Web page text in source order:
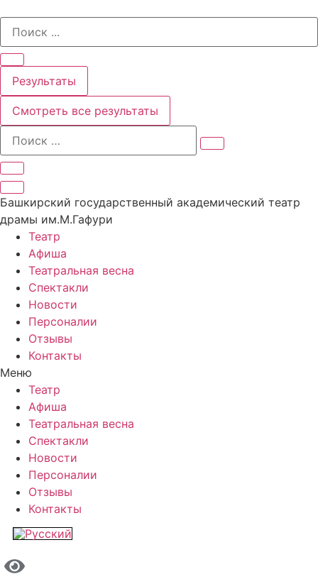
содержимому
Search
Результаты
Смотреть все результаты
Башкирский государственный академический театр
драмы им.М.Гафури
Театр
Афиша
Театральная весна
Спектакли
Новости
Персоналии
Отзывы
Контакты
Меню
Театр
Афиша
Театральная весна
Спектакли
Новости
Персоналии
Отзывы
Контакты